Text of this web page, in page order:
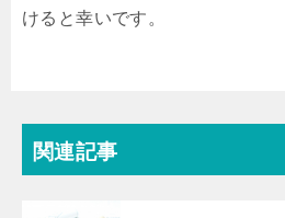
けると幸いです。
関連記事